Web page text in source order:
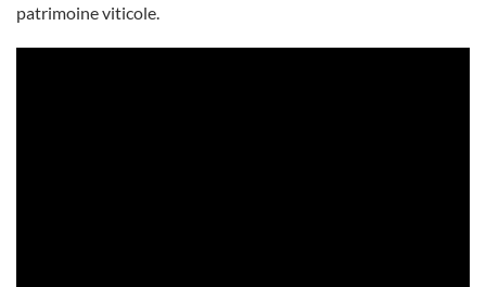
patrimoine viticole.